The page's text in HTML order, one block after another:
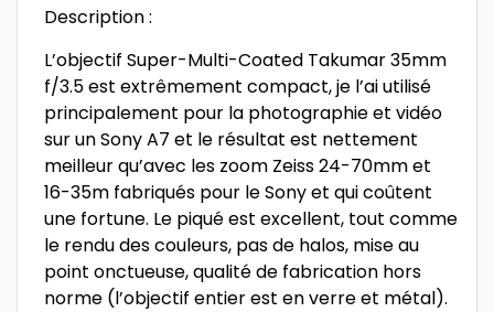
Description :
L’objectif Super-Multi-Coated Takumar 35mm
f/3.5 est extrêmement compact, je l’ai utilisé
principalement pour la photographie et vidéo
sur un Sony A7 et le résultat est nettement
meilleur qu’avec les zoom Zeiss 24-70mm et
16-35m fabriqués pour le Sony et qui coûtent
une fortune. Le piqué est excellent, tout comme
le rendu des couleurs, pas de halos, mise au
point onctueuse, qualité de fabrication hors
norme (l’objectif entier est en verre et métal).